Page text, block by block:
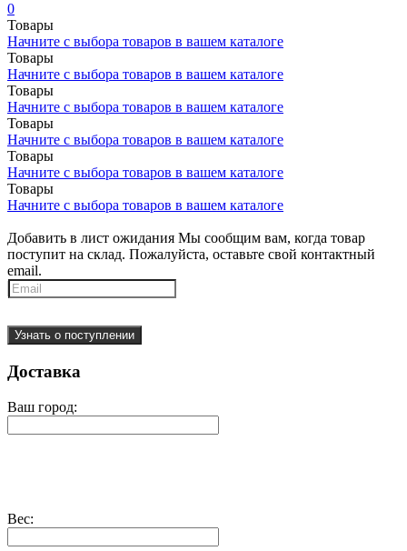
0
Товары
Начните с выбора товаров в вашем каталоге
Товары
Начните с выбора товаров в вашем каталоге
Товары
Начните с выбора товаров в вашем каталоге
Товары
Начните с выбора товаров в вашем каталоге
Товары
Начните с выбора товаров в вашем каталоге
Товары
Начните с выбора товаров в вашем каталоге
Добавить в лист ожидания Мы сообщим вам, когда товар
поступит на склад. Пожалуйста, оставьте свой контактный
email.
Узнать о поступлении
Доставка
Ваш город:
Вес: